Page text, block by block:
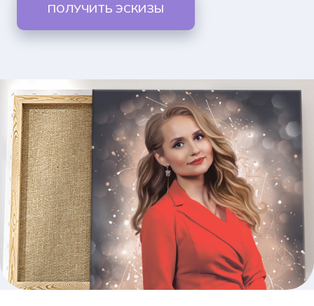
ПОЛУЧИТЬ ЭСКИЗЫ